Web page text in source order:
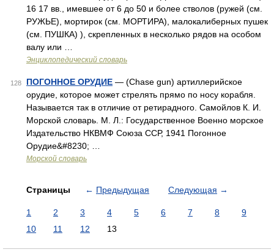
16 17 вв., имевшее от 6 до 50 и более стволов (ружей (см.
РУЖЬЕ), мортирок (см. МОРТИРА), малокалиберных пушек
(см. ПУШКА) ), скрепленных в несколько рядов на особом
валу или …
Энциклопедический словарь
128 ПОГОННОЕ ОРУДИЕ — (Chase gun) артиллерийское
орудие, которое может стрелять прямо по носу корабля.
Называется так в отличие от ретирадного. Самойлов К. И.
Морской словарь. М. Л.: Государственное Военно морское
Издательство НКВМФ Союза ССР, 1941 Погонное
Орудие&#8230; …
Морской словарь
Страницы ← Предыдущая Следующая →
1 2 3 4 5 6 7 8
9
10
11 12 13